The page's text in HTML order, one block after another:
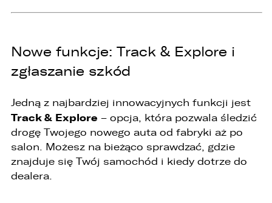
Nowe funkcje: Track & Explore i
zgłaszanie szkód
Jedną z najbardziej innowacyjnych funkcji jest
Track & Explore – opcja, która pozwala śledzić
drogę Twojego nowego auta od fabryki aż po
salon. Możesz na bieżąco sprawdzać, gdzie
znajduje się Twój samochód i kiedy dotrze do
dealera.